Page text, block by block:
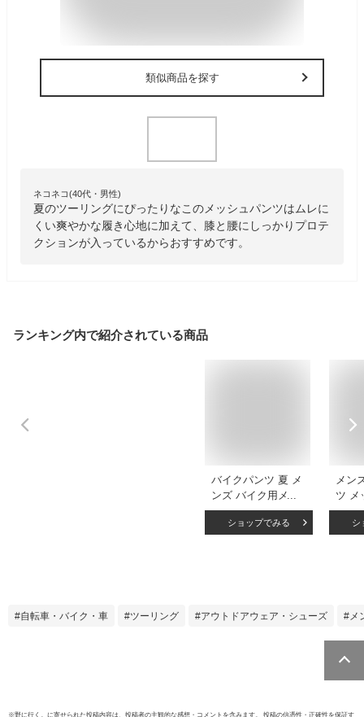
類似商品を探す
ネコネコ(40代・男性)
夏のツーリングにぴったりなこのメッシュパンツはムレに
くい爽やかな履き心地に加えて、膝と腰にしっかりプロテ
クションが入っているからおすすめです。
ランキング内で紹介されている商品
バイクパンツ 夏 メ
ンズ バイク用メッ
シュパンツ 夏用 ラ
イディングパンツ
ショップでみる
メン
ツ メ
ィン
メッ
シ
自転車・バイク・車 ツーリング アウトドアウェア・シューズ メ
※野に行く。 に寄せられた投稿内容は、投稿者の主観的な感想・コメントを含みます。 投稿の信憑性・正確性を保証す